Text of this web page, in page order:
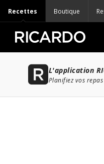
Recettes Boutique
L'application
Planifiez vos